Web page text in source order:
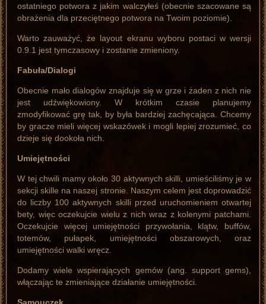
ostatniego potwora z jakim walczyłeś (obecnie szacowane są
obrażenia dla przeciętnego potwora na Twoim poziomie).
Warto zauważyć, że layout ekranu wyboru postaci w wersji
0.9.1 jest tymczasowy i zostanie zmieniony.
Fabuła/Dialogi
Obecnie mało dialogów znajduje się w grze i żaden z nich nie
jest udźwiękowiony. W krótkim czasie planujemy
zmodyfikować grę tak, by była bardziej zachęcająca. Chcemy
by gracze mieli więcej wskazówek i mogli lepiej zrozumieć, co
dzieje się dookoła nich.
Umiejętności
W tej chwili mamy około 30 aktywnych skilli, umieściliśmy je w
sekcji skille na naszej stronie. Naszym celem jest doprowadzić
do liczby 100 aktywnych skilli przed uruchomieniem otwartej
bety, więc oczekujcie wielu z nich wraz z kolenymi patchami.
Oczekujcie więcej umiejętności przywołania, klątw, buffów,
totemów, pułapek, umiejętności obszarowych, oraz
umiejętności walki wręcz.
Dodamy wiele wspierających gemów (ang. support gems),
włączając te zmieniające działanie umiejętności.